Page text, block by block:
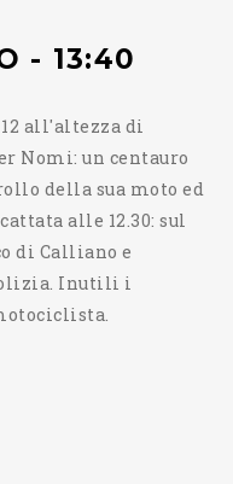
- 13:40
all'altezza di
Nomi: un centauro
della sua moto ed
alle 12.30: sul
di Calliano e
Inutili i